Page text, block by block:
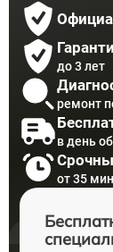
до 3 лет
ремонт
в день
от 35